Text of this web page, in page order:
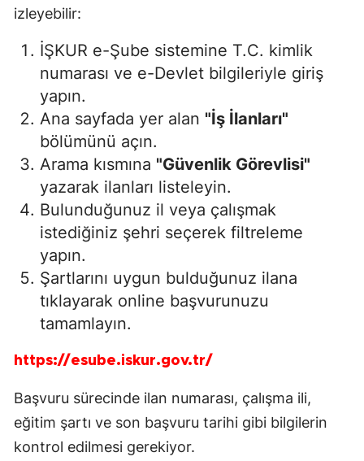
izleyebilir:
İŞKUR e-Şube sistemine T.C. kimlik
numarası ve e-Devlet bilgileriyle giriş
yapın.
Ana sayfada yer alan "İş İlanları"
bölümünü açın.
Arama kısmına "Güvenlik Görevlisi"
yazarak ilanları listeleyin.
Bulunduğunuz il veya çalışmak
istediğiniz şehri seçerek filtreleme
yapın.
Şartlarını uygun bulduğunuz ilana
tıklayarak online başvurunuzu
tamamlayın.
https://esube.iskur.gov.tr/
Başvuru sürecinde ilan numarası, çalışma ili,
eğitim şartı ve son başvuru tarihi gibi bilgilerin
kontrol edilmesi gerekiyor.